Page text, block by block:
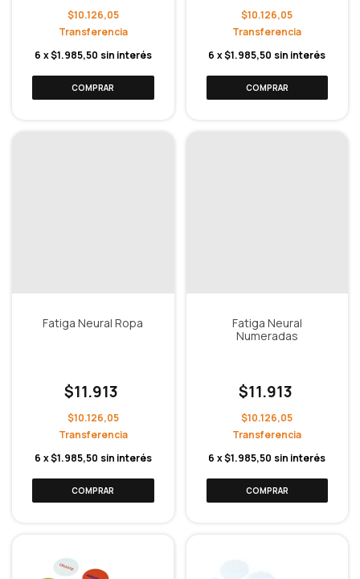
$10.126,05
6 x$1.985,50 sin interés
$10.126,05
6 x$1.985,50 sin interés
Fatiga Neural Ropa
$11.913
$10.126,05
6 x$1.985,50 sin interés
Fatiga Neural
Numeradas
$11.913
$10.126,05
6 x$1.985,50 sin interés